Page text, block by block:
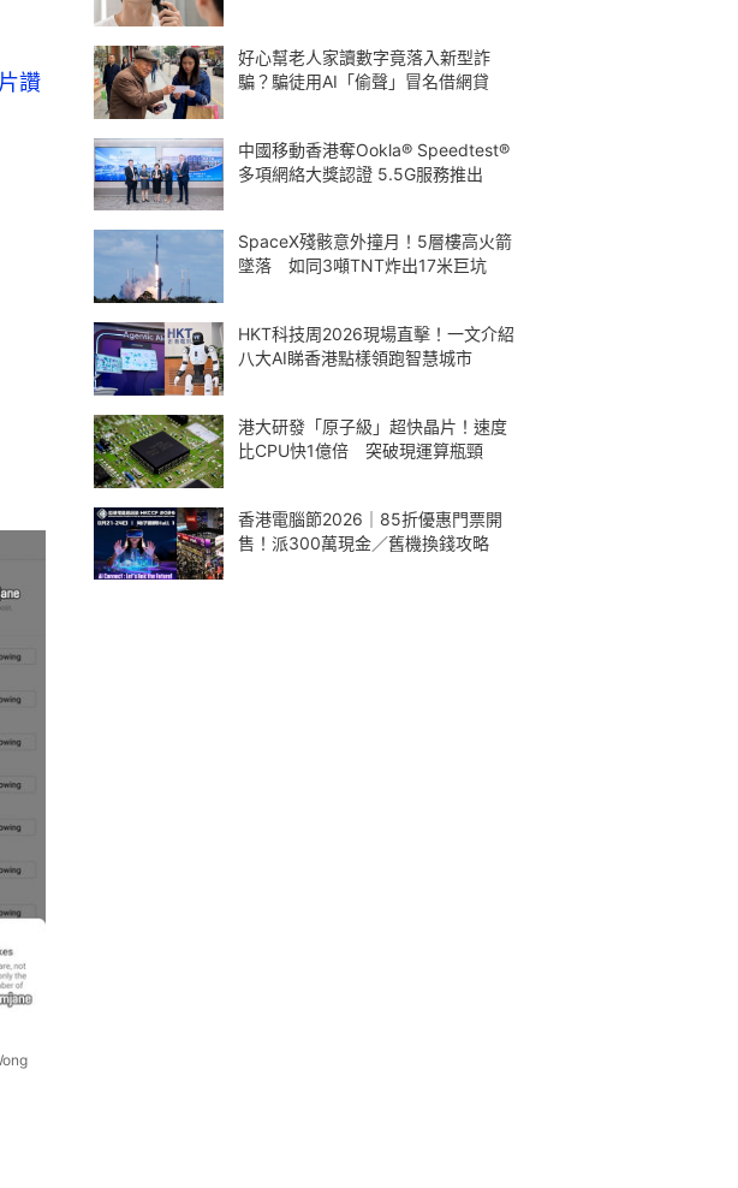
讚
好心幫老人家讀數字竟落入新型詐
騙？騙徒用AI「偷聲」冒名借網貸
中國移動香港奪Ookla® Speedtest®
多項網絡大獎認證 5.5G服務推出
SpaceX殘骸意外撞月！5層樓高火箭
墜落 如同3噸TNT炸出17米巨坑
HKT科技周2026現場直擊！一文介紹
八大AI睇香港點樣領跑智慧城市
港大研發「原子級」超快晶片！速度
比CPU快1億倍 突破現運算瓶頸
香港電腦節2026｜85折優惠門票開
售！派300萬現金／舊機換錢攻略